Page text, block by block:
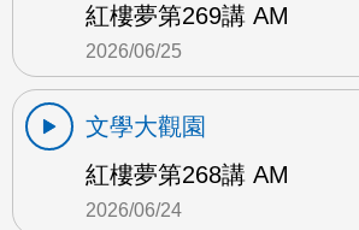
紅樓夢第269講 AM
2026/06/25
文學大觀園
紅樓夢第268講 AM
2026/06/24